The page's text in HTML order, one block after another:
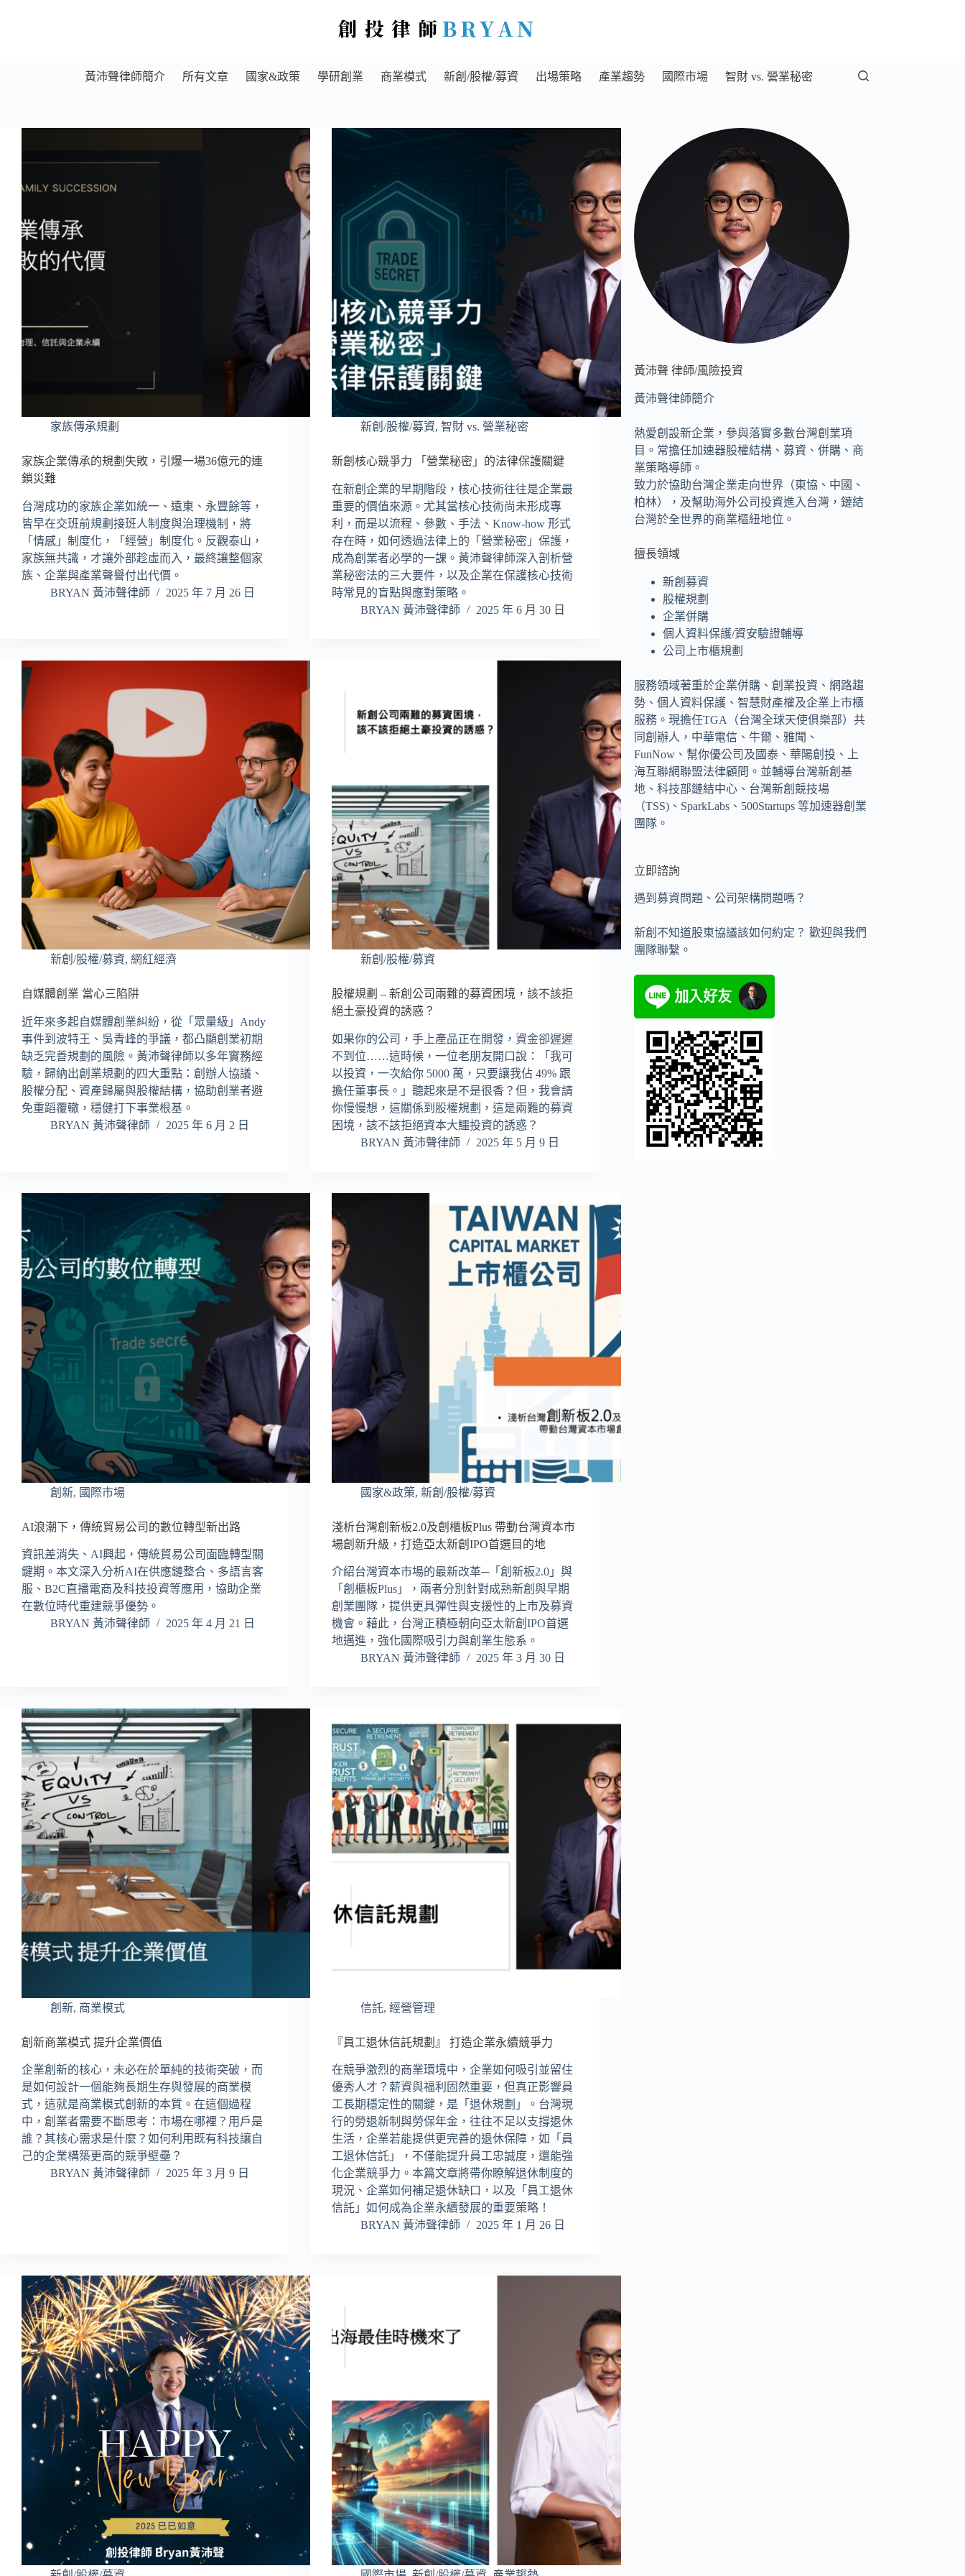
黃沛聲律師簡介 所有文章 國家&政策 學研創業 商業模式 新創/股權/募資 出場策略 產業趨勢 國際市場 智財 vs. 營業秘密
家族傳承規劃
家族企業傳承的規劃失敗，引爆一場36億元的連
鎖災難
台灣成功的家族企業如統一、遠東、永豐餘等，
皆早在交班前規劃接班人制度與治理機制，將
「情感」制度化，「經營」制度化。反觀泰山，
家族無共識，才讓外部趁虛而入，最終讓整個家
族、企業與產業聲譽付出代價。
BRYAN 黃沛聲律師
2025 年 7 月 26 日
新創/股權/募資,智財 vs. 營業秘密
新創核心競爭力 「營業秘密」的法律保護關鍵
在新創企業的早期階段，核心技術往往是企業最
重要的價值來源。尤其當核心技術尚未形成專
利，而是以流程、參數、手法、Know-how 形式
存在時，如何透過法律上的「營業秘密」保護，
成為創業者必學的一課。黃沛聲律師深入剖析營
業秘密法的三大要件，以及企業在保護核心技術
時常見的盲點與應對策略。
BRYAN 黃沛聲律師
2025 年 6 月 30 日
新創/股權/募資, 網紅經濟
自媒體創業 當心三陷阱
近年來多起自媒體創業糾紛，從「眾量級」Andy
事件到波特王、吳青峰的爭議，都凸顯創業初期
缺乏完善規劃的風險。黃沛聲律師以多年實務經
驗，歸納出創業規劃的四大重點：創辦人協議、
股權分配、資產歸屬與股權結構，協助創業者避
免重蹈覆轍，穩健打下事業根基。
BRYAN 黃沛聲律師
2025 年 6 月 2 日
新創/股權/募資
股權規劃 – 新創公司兩難的募資困境，該不該拒
絕土豪投資的誘惑？
如果你的公司，手上產品正在開發，資金卻遲遲
不到位……這時候，一位老朋友開口說：「我可
以投資，一次給你 5000 萬，只要讓我佔 49% 跟
擔任董事長。」聽起來是不是很香？但，我會請
你慢慢想，這關係到股權規劃，這是兩難的募資
困境，該不該拒絕資本大鱷投資的誘惑？
BRYAN 黃沛聲律師
2025 年 5 月 9 日
創新, 國際市場
AI浪潮下，傳統貿易公司的數位轉型新出路
資訊差消失、AI興起，傳統貿易公司面臨轉型關
鍵期。本文深入分析AI在供應鏈整合、多語言客
服、B2C直播電商及科技投資等應用，協助企業
在數位時代重建競爭優勢。
BRYAN 黃沛聲律師
2025 年 4 月 21 日
國家&政策,新創/股權/募資
淺析台灣創新板2.0及創櫃板Plus 帶動台灣資本市
場創新升級，打造亞太新創IPO首選目的地
介紹台灣資本市場的最新改革─「創新板2.0」與
「創櫃板Plus」，兩者分別針對成熟新創與早期
創業團隊，提供更具彈性與支援性的上市及募資
機會。藉此，台灣正積極朝向亞太新創IPO首選
地邁進，強化國際吸引力與創業生態系。
BRYAN 黃沛聲律師
2025 年 3 月 30 日
創新, 商業模式
創新商業模式 提升企業價值
企業創新的核心，未必在於單純的技術突破，而
是如何設計一個能夠長期生存與發展的商業模
式，這就是商業模式創新的本質。在這個過程
中，創業者需要不斷思考：市場在哪裡？用戶是
誰？其核心需求是什麼？如何利用既有科技讓自
己的企業構築更高的競爭壁壘？
BRYAN 黃沛聲律師
2025 年 3 月 9 日
信託,經營管理
『員工退休信託規劃』 打造企業永續競爭力
在競爭激烈的商業環境中，企業如何吸引並留住
優秀人才？薪資與福利固然重要，但真正影響員
工長期穩定性的關鍵，是「退休規劃」。台灣現
行的勞退新制與勞保年金，往往不足以支撐退休
生活，企業若能提供更完善的退休保障，如「員
工退休信託」，不僅能提升員工忠誠度，還能強
化企業競爭力。本篇文章將帶你瞭解退休制度的
現況、企業如何補足退休缺口，以及「員工退休
信託」如何成為企業永續發展的重要策略！
BRYAN 黃沛聲律師
2025 年 1 月 26 日
黃沛聲 律師/風險投資
黃沛聲律師簡介
熱愛創設新企業，參與落實多數台灣創業項
目。常擔任加速器股權結構、募資、併購、商
業策略導師。
致力於協助台灣企業走向世界（東協、中國、
柏林），及幫助海外公司投資進入台灣，鏈結
台灣於全世界的商業樞紐地位。
擅長領域
新創募資
股權規劃
企業併購
個人資料保護/資安驗證輔導
公司上市櫃規劃
服務領域著重於企業併購、創業投資、網路趨
勢、個人資料保護、智慧財產權及企業上市櫃
服務。現擔任TGA（台灣全球天使俱樂部）共
同創辦人，中華電信、牛爾、雅聞、
FunNow、幫你優公司及國泰、華陽創投、上
海互聯網聯盟法律顧問。並輔導台灣新創基
地、科技部鏈結中心、台灣新創競技場
（TSS)、SparkLabs、500Startups 等加速器創業
團隊。
立即諮詢
遇到募資問題、公司架構問題嗎？
新創不知道股東協議該如何約定？ 歡迎與我們
團隊聯繫。